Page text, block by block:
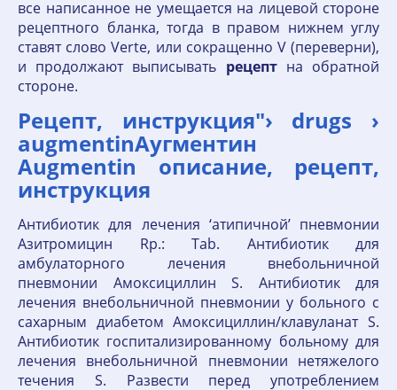
все написанное не умещается на лицевой стороне
рецептного бланка, тогда в правом нижнем углу
ставят слово Verte, или сокращенно V (переверни),
и продолжают выписывать рецептна обратной
стороне.
Рецепт, инструкция"› drugs ›
augmentinАугментин
Augmentin описание, рецепт,
инструкция
Антибиотик для лечения ‘атипичной’ пневмонии
Азитромицин Rp.: Tab. Антибиотик для
амбулаторного лечения внебольничной
пневмонии Амоксициллин S. Антибиотик для
лечения внебольничной пневмонии у больного с
сахарным диабетом Амоксициллин/клавуланат S.
Антибиотик госпитализированному больному для
лечения внебольничной пневмонии нетяжелого
течения S. Развести перед употреблением